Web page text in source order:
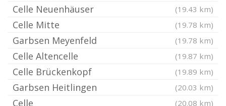
Celle Neuenhäuser (19.43 km)
Celle Mitte (19.78 km)
Garbsen Meyenfeld (19.78 km)
Celle Altencelle (19.87 km)
Celle Brückenkopf (19.89 km)
Garbsen Heitlingen (20.03 km)
Celle (20.08 km)